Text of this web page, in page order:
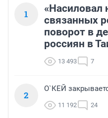
1
«Насиловал
связанных
поворот в
россиян в
13 493 7
2
О`КЕЙ
11 192 24